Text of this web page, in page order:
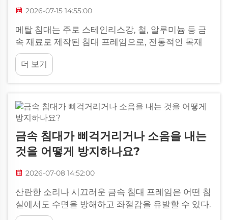
2026-07-15 14:55:00
메탈 침대는 주로 스테인리스강, 철, 알루미늄 등 금
속 재료로 제작된 침대 프레임으로, 전통적인 목재
프레임과는 뚜렷이 구분되는 대안입니다. 메탈 침대
는 주거용, 상업용, 기관용 환경 등 다양한 분야에서
큰 인기를 끌고 있습니다.
더 보기
금속 침대가 삐걱거리거나 소음을 내는
것을 어떻게 방지하나요?
2026-07-08 14:52:00
산란한 소리나 시끄러운 금속 침대 프레임은 어떤 침
실에서도 수면을 방해하고 좌절감을 유발할 수 있다.
금속 침대 프레임은 내구성, 가격 대비 성능, 현대적